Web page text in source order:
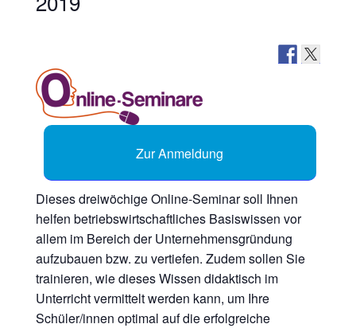
Zur Anmeldung
Dieses dreiwöchige Online-Seminar soll Ihnen
helfen betriebswirtschaftliches Basiswissen vor
allem im Bereich der Unternehmensgründung
aufzubauen bzw. zu vertiefen. Zudem sollen Sie
trainieren, wie dieses Wissen didaktisch im
Unterricht vermittelt werden kann, um Ihre
Schüler/innen optimal auf die erfolgreiche